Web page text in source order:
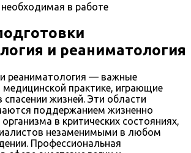
в работе
и реаниматология
и реаниматология — важные
медицинской практике, играющие
жизней. Эти области
поддержанием жизненно
в критических состояниях,
незаменимыми в любом
Профессиональная